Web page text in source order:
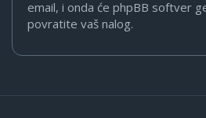
email, i onda će phpBB softver
povratite vaš nalog.